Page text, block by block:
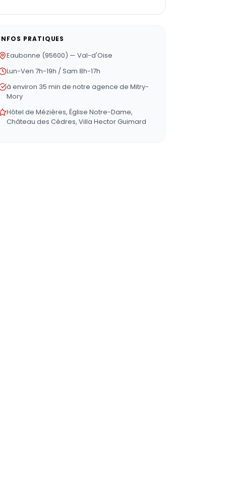
PRATIQUES
Eaubonne (95600) — Val-d'Oise
Lun-Ven 7h-19h / Sam 8h-17h
à environ 35 min de notre agence de Mitry-
Mory
Hôtel de Mézières, Église Notre-Dame,
Château des Cèdres, Villa Hector Guimard